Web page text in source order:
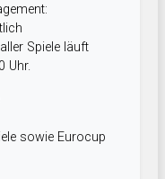
Spiele läuft
Uhr.
sowie Eurocup